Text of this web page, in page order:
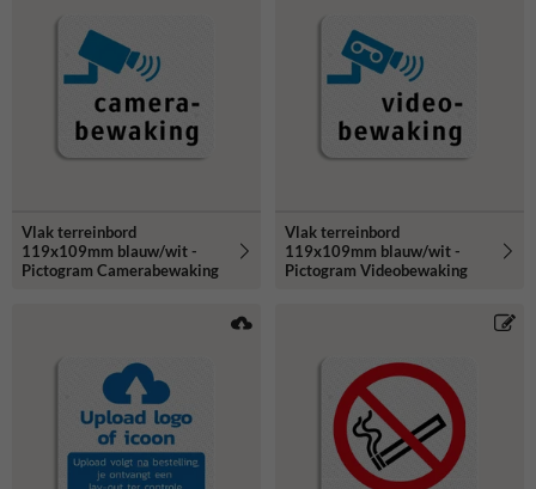
Vlak terreinbord
119x109mm blauw/wit -
Pictogram Camerabewaking
Vlak terreinbord
119x109mm blauw/wit -
Pictogram Videobewaking